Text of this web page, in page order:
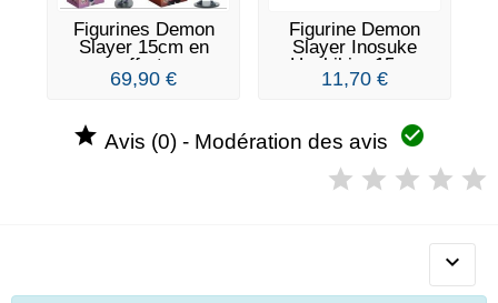
Figurines Demon
Slayer 15cm en
coffret...
69,90 €
Figurine Demon
Slayer Inosuke
Hashibira 15cm
11,70 €
 Avis (0) - Modération des avis 
